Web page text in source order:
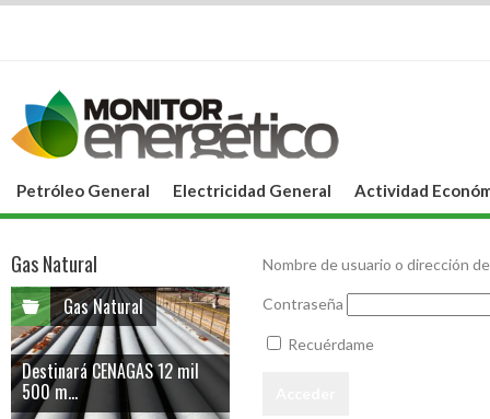
Petróleo General Electricidad General Actividad
Nombre de usuario o dirección
Contraseña
Recuérdame
Gas Natural
Gas Natural
Destinará CENAGAS 12 mil
500 m...